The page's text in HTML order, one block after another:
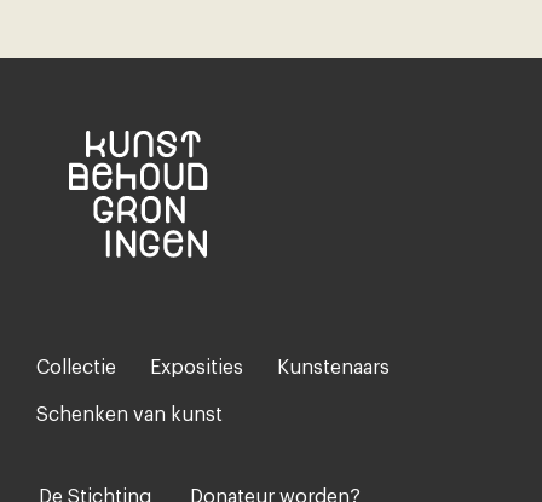
Footer-
menu
Collectie Exposities Kunstenaars
Schenken van kunst
De Stichting Donateur worden?